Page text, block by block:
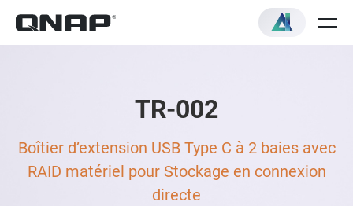
TR-002
Boîtier d’extension USB Type C à 2 baies avec
RAID matériel pour Stockage en connexion
directe